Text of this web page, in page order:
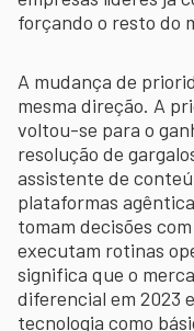
forçando o resto do
A mudança de
mesma direção. A
voltou-se para o
resolução de
assistente de
plataformas
tomam decisões
executam rotinas
significa que o
diferencial em 2023
tecnologia como